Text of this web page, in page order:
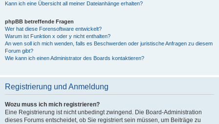
Kann ich eine Übersicht all meiner Dateianhänge erhalten?
phpBB betreffende Fragen
Wer hat diese Forensoftware entwickelt?
Warum ist Funktion x oder y nicht enthalten?
An wen soll ich mich wenden, falls es Beschwerden oder juristische Anfragen zu diesem
Forum gibt?
Wie kann ich einen Administrator des Boards kontaktieren?
Registrierung und Anmeldung
Wozu muss ich mich registrieren?
Eine Registrierung ist nicht unbedingt zwingend. Die Board-Administration
dieses Forums entscheidet, ob Sie registriert sein müssen, um Beiträge zu